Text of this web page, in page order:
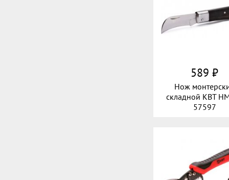
589 ₽
Нож
складной КВТ
57597